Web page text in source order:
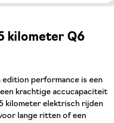
kilometer Q6
performance is een
krachtige accucapaciteit
kilometer elektrisch rijden
lange ritten of een